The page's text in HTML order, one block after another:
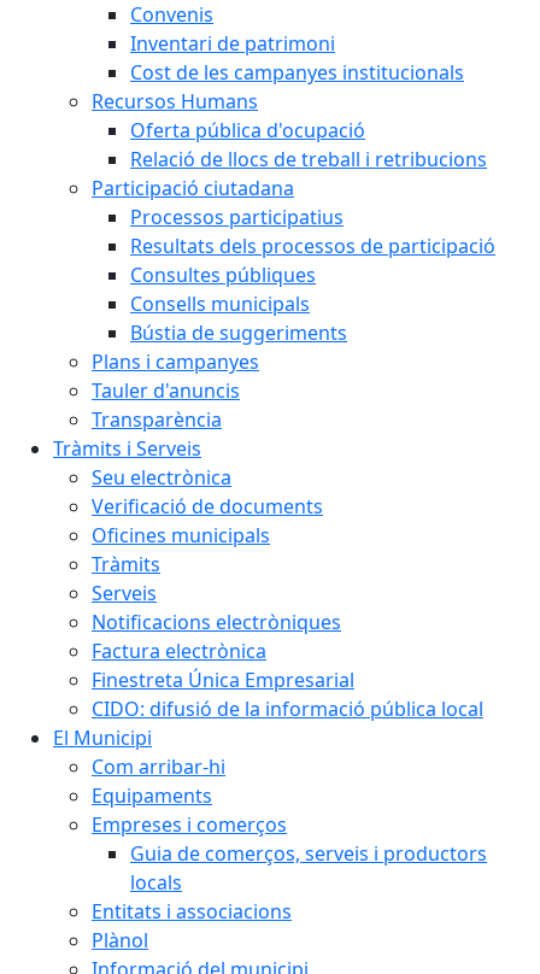
Convenis
Inventari de patrimoni
Cost de les campanyes institucionals
Recursos Humans
Oferta pública d'ocupació
Relació de llocs de treball i retribucions
Participació ciutadana
Processos participatius
Resultats dels processos de participació
Consultes públiques
Consells municipals
Bústia de suggeriments
Plans i campanyes
Tauler d'anuncis
Transparència
Tràmits i Serveis
Seu electrònica
Verificació de documents
Oficines municipals
Tràmits
Serveis
Notificacions electròniques
Factura electrònica
Finestreta Única Empresarial
CIDO: difusió de la informació pública local
El Municipi
Com arribar-hi
Equipaments
Empreses i comerços
Guia de comerços, serveis i productors
locals
Entitats i associacions
Plànol